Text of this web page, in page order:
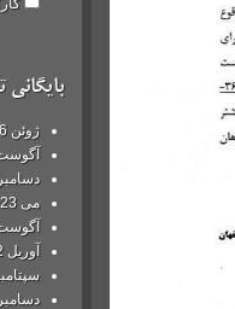
بایگانی
ژوئن 2026
آگوست 2025
دسامبر 2024
می 2023
آگوست 2022
آوریل 2022
سپتامبر 2020
دسامبر 2019